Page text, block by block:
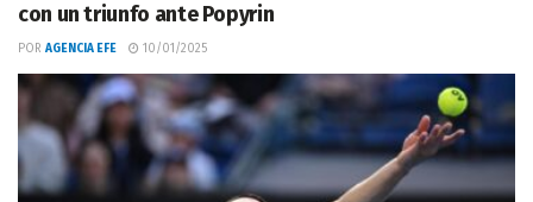
con un triunfo ante Popyrin
POR AGENCIA EFE 10/01/2025